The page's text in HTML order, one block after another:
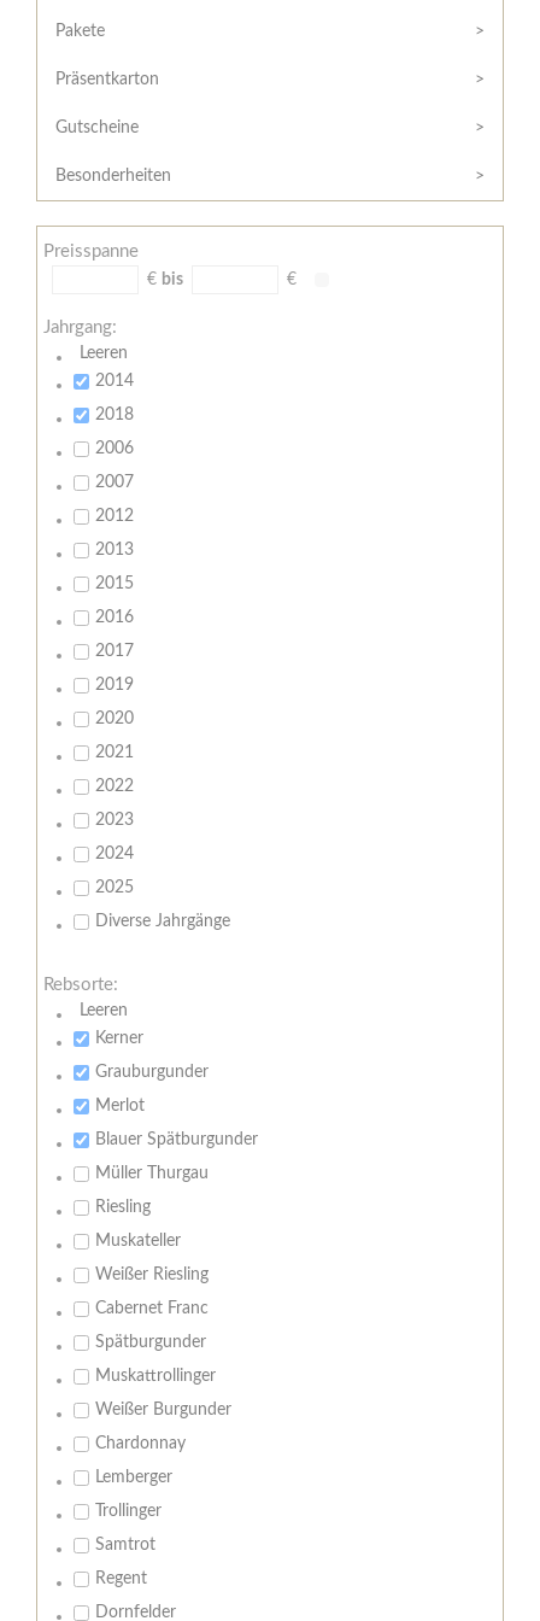
/
Widerrufsformular
AGB
Zahlungsbedingungen
Meine
Pakete
Präsentkarton
Gutscheine
Besonderheiten
Preisspanne
€ bis €
Jahrgang:
Leeren
2014
2018
2006
2007
2012
2013
2015
2016
2017
2019
2020
2021
2022
2023
2024
2025
Diverse Jahrgänge
Rebsorte:
Leeren
Kerner
Grauburgunder
Merlot
Blauer Spätburgunder
Müller Thurgau
Riesling
Muskateller
Weißer Riesling
Cabernet Franc
Spätburgunder
Muskattrollinger
Weißer Burgunder
Chardonnay
Lemberger
Trollinger
Samtrot
Regent
Dornfelder